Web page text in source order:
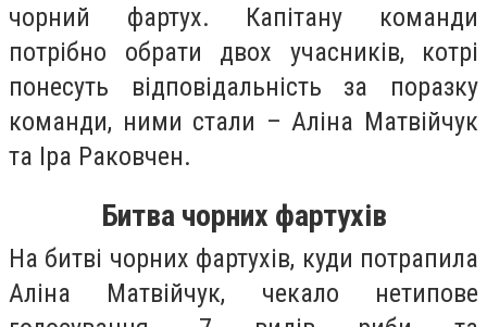
чорний фартух. Капітану команди
потрібно обрати двох учасників, котрі
понесуть відповідальність за поразку
команди, ними стали – Аліна Матвійчук
та Іра Раковчен.
Битва чорних фартухів
На битві чорних фартухів, куди потрапила
Аліна Матвійчук, чекало нетипове